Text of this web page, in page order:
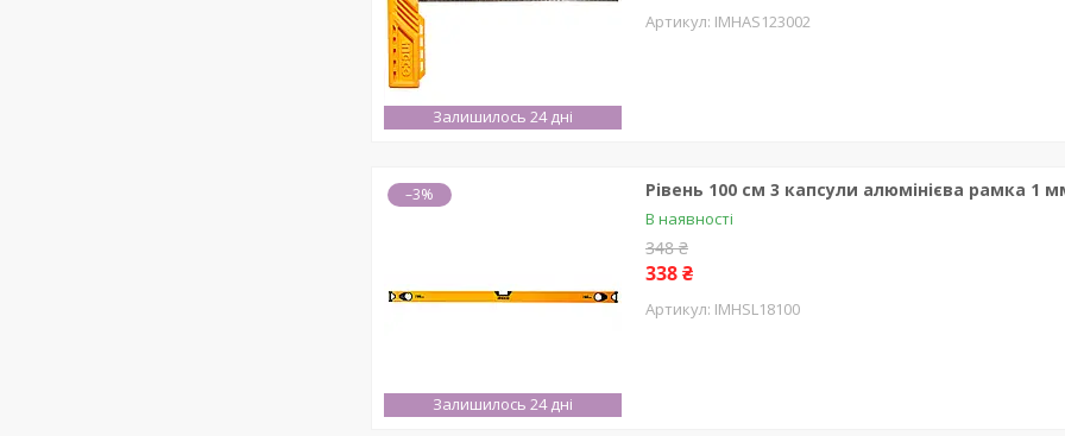
Залишилось 24 дні
IMHAS123002
–3%
Залишилось 24 дні
Рівень 100 см 3 капсули алюмінієва рамка 1
В наявності
348 ₴
338 ₴
IMHSL18100